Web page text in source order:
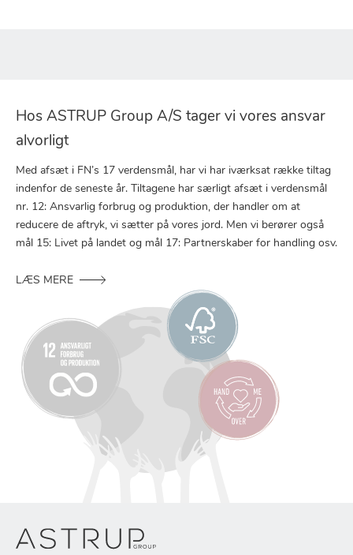
Hos ASTRUP Group A/S tager vi vores ansvar
alvorligt
Med afsæt i FN’s 17 verdensmål, har vi har iværksat række tiltag
indenfor de seneste år. Tiltagene har særligt afsæt i verdensmål
nr. 12: Ansvarlig forbrug og produktion, der handler om at
reducere de aftryk, vi sætter på vores jord. Men vi berører også
mål 15: Livet på landet og mål 17: Partnerskaber for handling osv.
LÆS MERE